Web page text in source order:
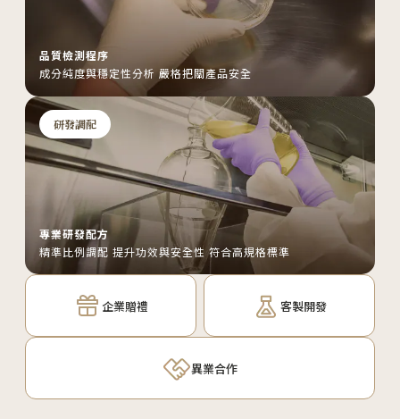
品質檢測程序
成分純度與穩定性分析 嚴格把關產品安全
研發調配
專業研發配方
精準比例調配 提升功效與安全性 符合高規格標準
企業贈禮 客製開發
異業合作